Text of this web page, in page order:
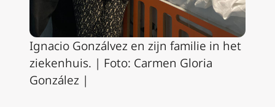
Ignacio Gonzálvez en zijn familie in het
ziekenhuis. | Foto: Carmen Gloria
González |